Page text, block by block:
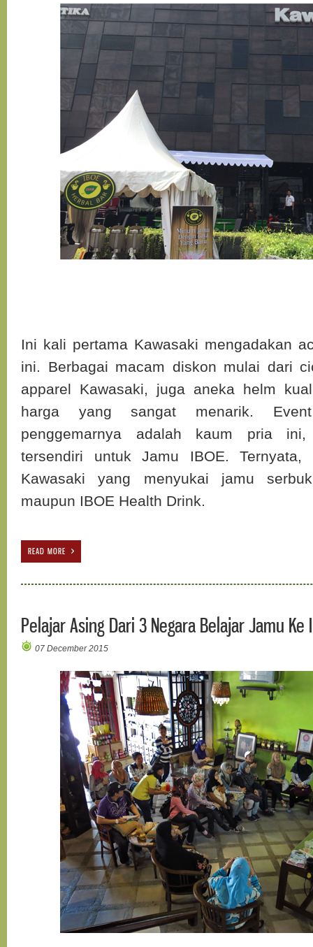
Ini kali pertama Kawasaki mengadakan
ini. Berbagai macam diskon mulai dari
apparel Kawasaki, juga aneka helm
harga yang sangat menarik.
penggemarnya adalah kaum pria ini,
tersendiri untuk Jamu IBOE. Ternyata,
Kawasaki yang menyukai jamu
maupun IBOE Health Drink.
READ MORE
Pelajar Asing Dari 3 Negara Belajar Jamu Ke
07 December 2015